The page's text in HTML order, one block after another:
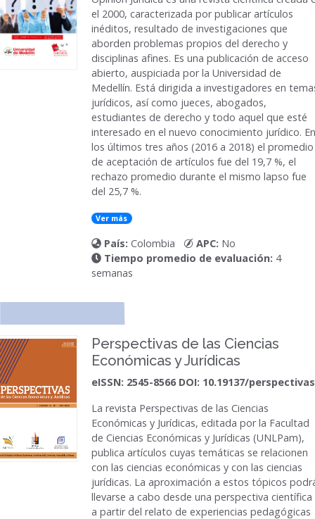
el 2000, caracterizada por publicar artículos
inéditos, resultado de investigaciones que
aborden problemas propios del derecho y
disciplinas afines. Es una publicación de acceso
abierto, auspiciada por la Universidad de
Medellín. Está dirigida a investigadores en
jurídicos, así como jueces, abogados,
estudiantes de derecho y todo aquel que esté
interesado en el nuevo conocimiento jurídico. En
los últimos tres años (2016 a 2018) el promedio
de aceptación de artículos fue del 19,7 %, el
rechazo promedio durante el mismo lapso fue
del 25,7 %.
Ver más
País: Colombia APC: No
Tiempo promedio de evaluación: 4
semanas
Perspectivas de las Ciencias
Económicas y Jurídicas
eISSN: 2545-8566 DOI: 10.19137/perspectivas
La revista Perspectivas de las Ciencias
Económicas y Jurídicas, editada por la Facultad
de Ciencias Económicas y Jurídicas (UNLPam),
publica artículos cuyas temáticas se relacionen
con las ciencias económicas y con las ciencias
jurídicas. La aproximación a estos tópicos
llevarse a cabo desde una perspectiva científica
a partir del relato de experiencias pedagógicas